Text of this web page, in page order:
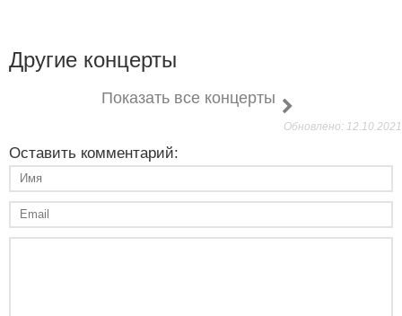
Другие концерты
Показать все концерты
Обновлено: 12.10.2021
Оставить комментарий: